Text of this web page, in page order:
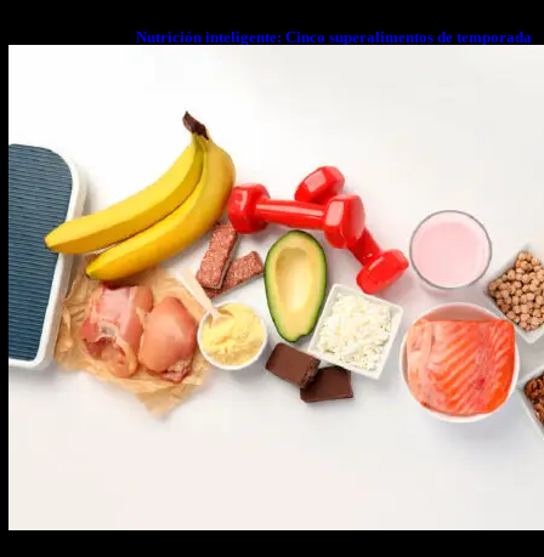
Nutrición inteligente: Cinco superalimentos de temporada